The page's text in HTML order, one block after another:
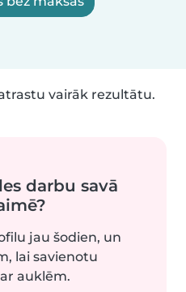
vairāk rezultātu.
darbu savā
jau šodien, un
lai savienotu
auklēm.